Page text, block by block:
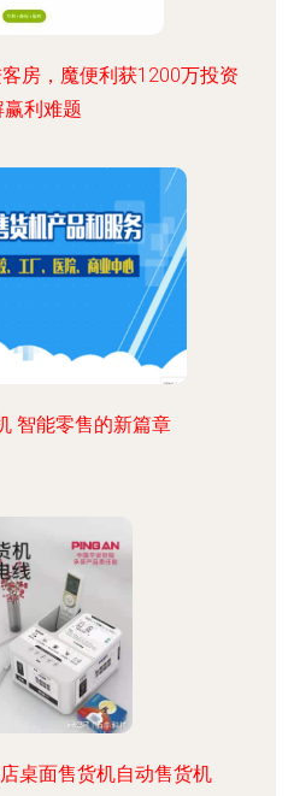
房，魔便利获1200万投资
赢利难题
智能零售的新篇章
桌面售货机自动售货机